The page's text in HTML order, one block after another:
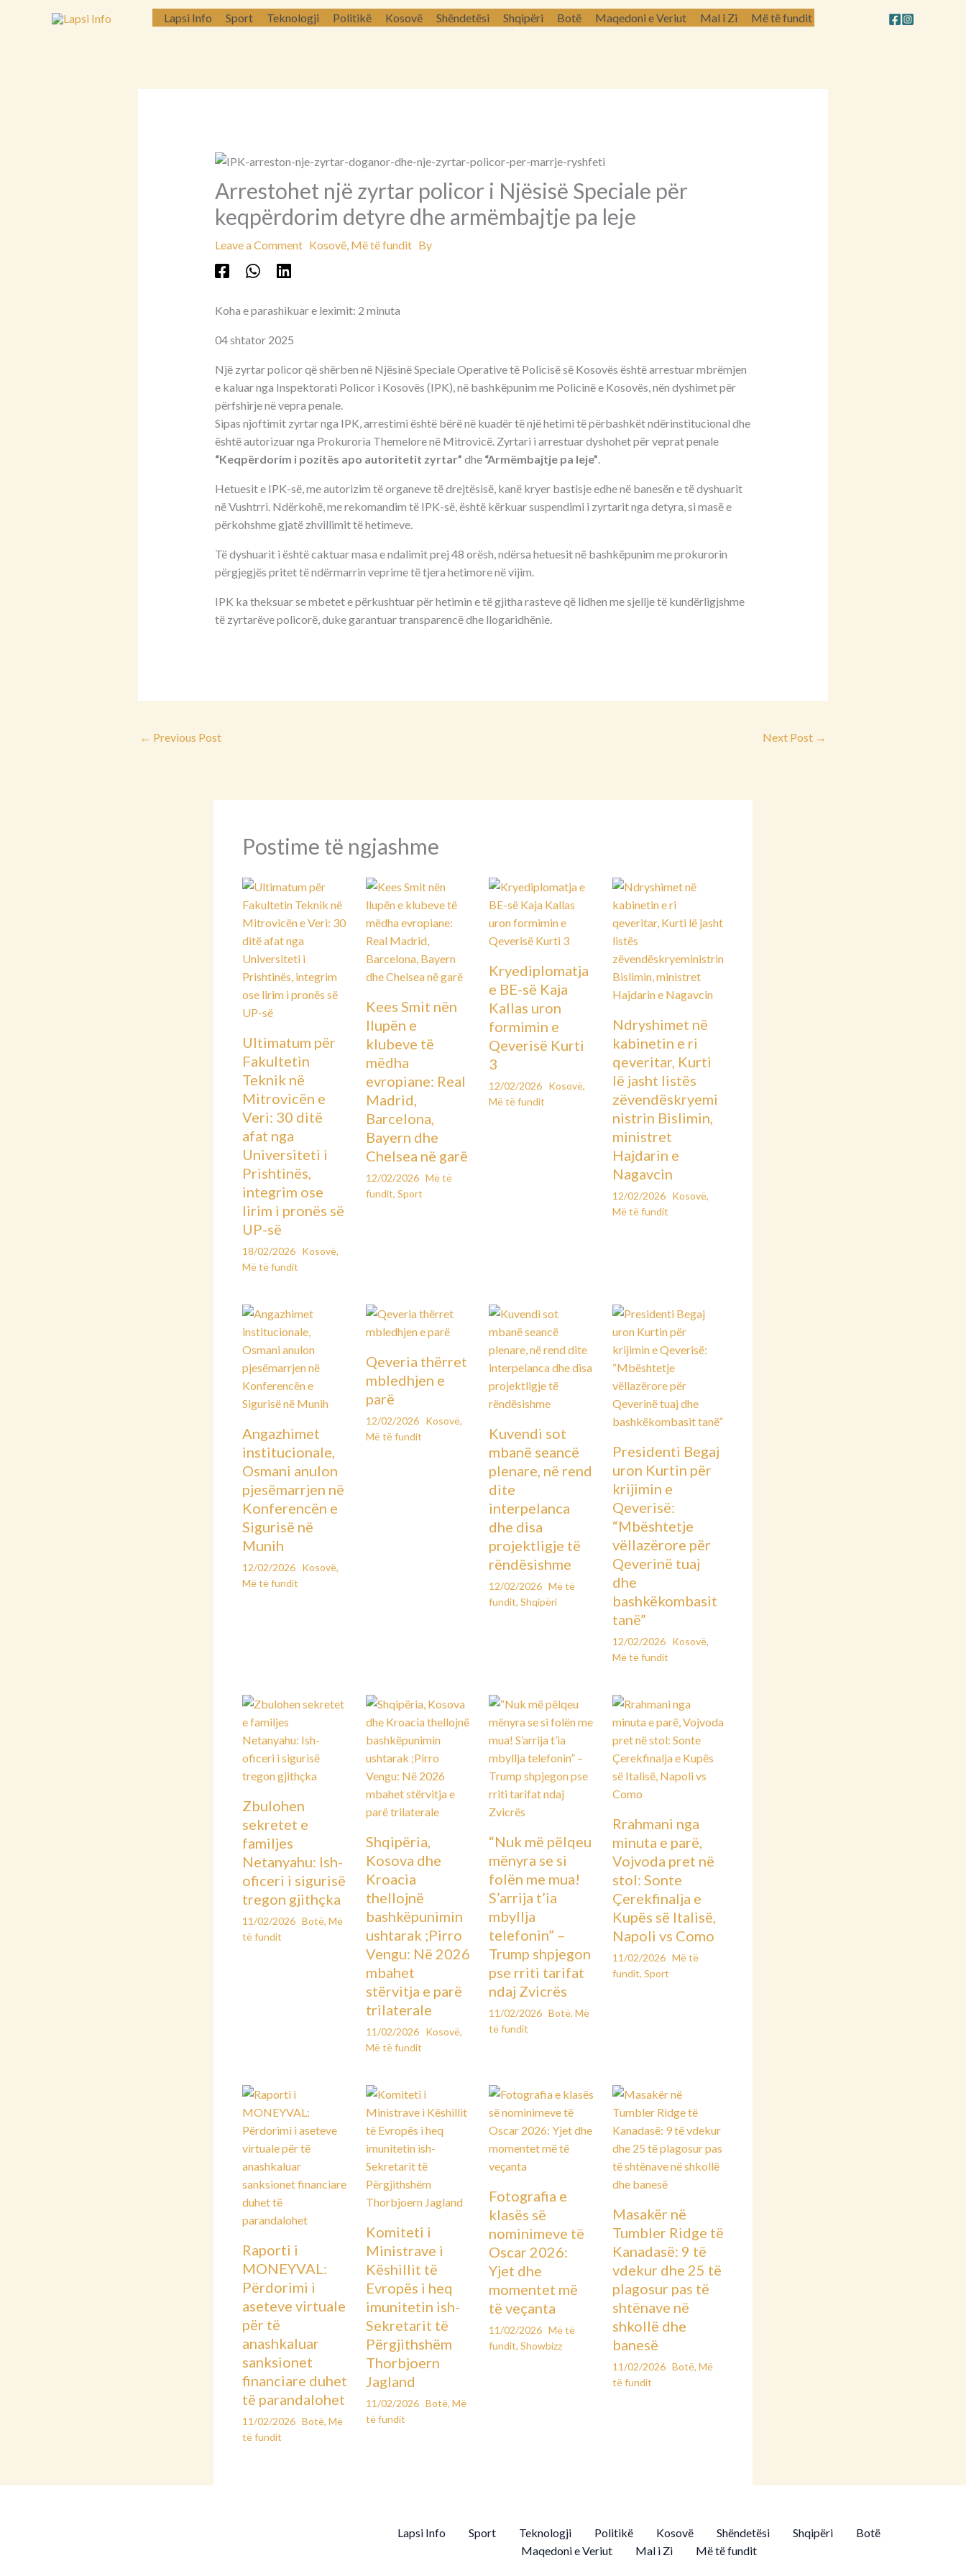
Lapsi Info Sport Teknologji Politikë Kosovë Shëndetësi Shqipëri Botë Maqedoni e Veriut Mal i Zi Më të fundit
Arrestohet një zyrtar policor i Njësisë Speciale për
keqpërdorim detyre dhe armëmbajtje pa leje
Leave a Comment Kosovë, Më të funditBy
Koha e parashikuar e leximit: 2 minuta
04 shtator 2025
Një zyrtar policor që shërben në Njësinë Speciale Operative të Policisë së Kosovës është arrestuar mbrëmjen
e kaluar nga Inspektorati Policor i Kosovës (IPK), në bashkëpunim me Policinë e Kosovës, nën dyshimet për
përfshirje në vepra penale.
Sipas njoftimit zyrtar nga IPK, arrestimi është bërë në kuadër të një hetimi të përbashkët ndërinstitucional dhe
është autorizuar nga Prokuroria Themelore në Mitrovicë. Zyrtari i arrestuar dyshohet për veprat penale
“Keqpërdorim i pozitës apo autoritetit zyrtar” dhe “Armëmbajtje pa leje”.
Hetuesit e IPK-së, me autorizim të organeve të drejtësisë, kanë kryer bastisje edhe në banesën e të dyshuarit
në Vushtrri. Ndërkohë, me rekomandim të IPK-së, është kërkuar suspendimi i zyrtarit nga detyra, si masë e
përkohshme gjatë zhvillimit të hetimeve.
Të dyshuarit i është caktuar masa e ndalimit prej 48 orësh, ndërsa hetuesit në bashkëpunim me prokurorin
përgjegjës pritet të ndërmarrin veprime të tjera hetimore në vijim.
IPK ka theksuar se mbetet e përkushtuar për hetimin e të gjitha rasteve që lidhen me sjellje të kundërligjshme
të zyrtarëve policorë, duke garantuar transparencë dhe llogaridhënie.
← Previous Post Next Post →
Postime të ngjashme
Ultimatum për
Fakultetin
Teknik në
Mitrovicën e
Veri: 30 ditë
afat nga
Universiteti i
Prishtinës,
integrim ose
lirim i pronës së
UP-së
18/02/2026 Kosovë,
Më të fundit
Kees Smit nën
llupën e
klubeve të
mëdha
evropiane: Real
Madrid,
Barcelona,
Bayern dhe
Chelsea në garë
12/02/2026 Më të
fundit, Sport
Kryediplomatja
e BE-së Kaja
Kallas uron
formimin e
Qeverisë Kurti
3
12/02/2026 Kosovë,
Më të fundit
Ndryshimet në
kabinetin e ri
qeveritar, Kurti
lë jasht listës
zëvendëskryemi
nistrin Bislimin,
ministret
Hajdarin e
Nagavcin
12/02/2026 Kosovë,
Më të fundit
Angazhimet
institucionale,
Osmani anulon
pjesëmarrjen në
Konferencën e
Sigurisë në
Munih
12/02/2026 Kosovë,
Më të fundit
Qeveria thërret
mbledhjen e
parë
12/02/2026 Kosovë,
Më të fundit
Kuvendi sot
mbanë seancë
plenare, në rend
dite
interpelanca
dhe disa
projektligje të
rëndësishme
12/02/2026 Më të
fundit,Shqipëri
Presidenti Begaj
uron Kurtin për
krijimin e
Qeverisë:
“Mbështetje
vëllazërore për
Qeverinë tuaj
dhe
bashkëkombasit
tanë”
12/02/2026 Kosovë,
Më të fundit
Zbulohen
sekretet e
familjes
Netanyahu: Ish-
oficeri i sigurisë
tregon gjithçka
11/02/2026 Botë, Më
të fundit
Shqipëria,
Kosova dhe
Kroacia
thellojnë
bashkëpunimin
ushtarak ;Pirro
Vengu: Në 2026
mbahet
stërvitja e parë
trilaterale
11/02/2026 Kosovë,
Më të fundit
“Nuk më pëlqeu
mënyra se si
folën me mua!
S’arrija t’ia
mbyllja
telefonin” –
Trump shpjegon
pse rriti tarifat
ndaj Zvicrës
11/02/2026 Botë,Më
të fundit
Rrahmani nga
minuta e parë,
Vojvoda pret në
stol: Sonte
Çerekfinalja e
Kupës së Italisë,
Napoli vs Como
11/02/2026 Më të
fundit, Sport
Raporti i
MONEYVAL:
Përdorimi i
aseteve virtuale
për të
anashkaluar
sanksionet
financiare duhet
të parandalohet
11/02/2026 Botë, Më
të fundit
Komiteti i
Ministrave i
Këshillit të
Evropës i heq
imunitetin ish-
Sekretarit të
Përgjithshëm
Thorbjoern
Jagland
11/02/2026 Botë, Më
të fundit
Fotografia e
klasës së
nominimeve të
Oscar 2026:
Yjet dhe
momentet më
të veçanta
11/02/2026 Më të
fundit,Showbizz
Masakër në
Tumbler Ridge të
Kanadasë: 9 të
vdekur dhe 25 të
plagosur pas të
shtënave në
shkollë dhe
banesë
11/02/2026 Botë, Më
të fundit
Lapsi Info Sport Teknologji Politikë Kosovë Shëndetësi Shqipëri
Botë
Maqedoni e Veriut
Mal i Zi Më të fundit